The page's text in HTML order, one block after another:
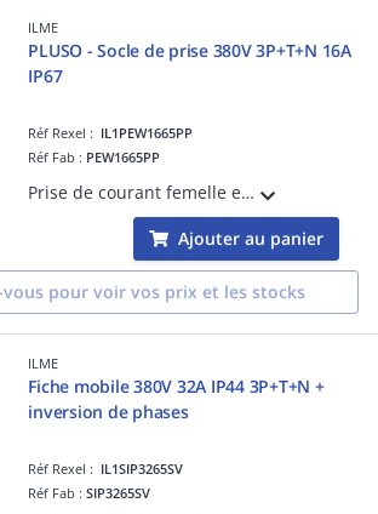
ILME
PLUSO - Socle de prise 380V 3P+T+N 16A
IP67
Réf Rexel : IL1PEW1665PP
Réf Fab : PEW1665PP
Prise de courant femelle en saillie 380V 3P+T+N 16A, position Terre 6h (rouge), raccordement à visser, degré IP67
Ajouter au panier
vous pour voir vos prix et les stocks
ILME
Fiche mobile 380V 32A IP44 3P+T+N +
inversion de phases
Réf Rexel : IL1SIP3265SV
Réf Fab :SIP3265SV